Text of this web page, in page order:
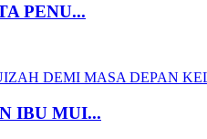
PENU...
IBU MUI...